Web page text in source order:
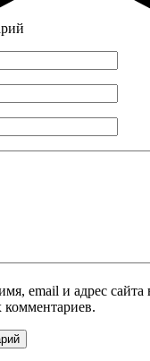
email и адрес сайта